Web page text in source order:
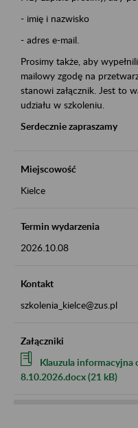
- imię i nazwisko
- adres e-mail.
Prosimy także, aby
mailowy zgodę na
stanowi załącznik. Jest to
udziału w szkoleniu.
Serdecznie zapraszamy
Miejscowość
Kielce
Termin wydarzenia
2026.10.08
Kontakt
szkolenia_kielce@zus.pl
Załączniki
Klauzula informacyjna
8.10.2026.docx (21 kB)